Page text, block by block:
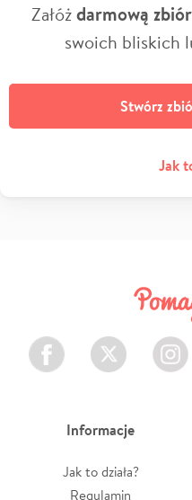
Załóżdarmową
swoich bliskich
Stwórz
Jak
Facebook Twitter
Informacje
Jak to działa?
Regulamin